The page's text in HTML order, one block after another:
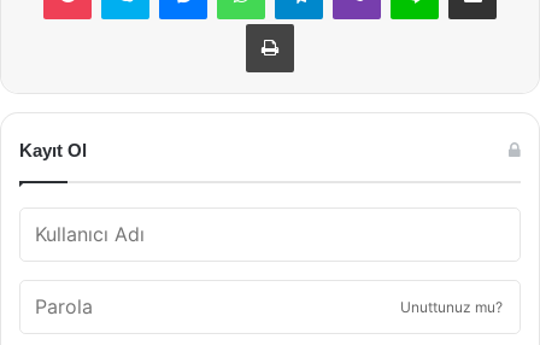
Yazdır
Kayıt Ol
Unuttunuz mu?